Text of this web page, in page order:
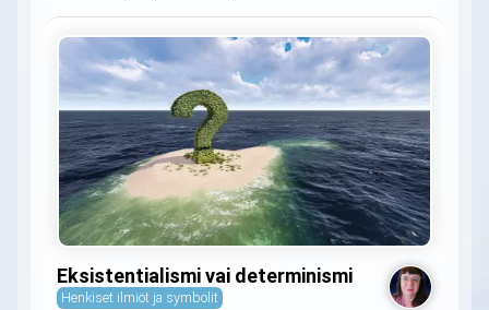
Eksistentialismi vai determinismi
Henkiset ilmiöt ja symbolit